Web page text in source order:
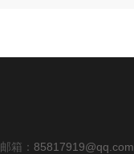
邮箱： 85817919@qq.com